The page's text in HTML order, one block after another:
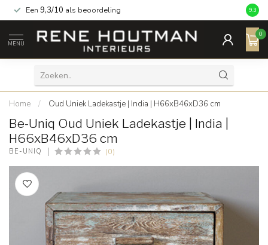
Een 9,3/10 als beoordeling 9.3
MENU
0
Home / Oud Uniek Ladekastje | India | H66xB46xD36 cm
Be-Uniq Oud Uniek Ladekastje | India |
H66xB46xD36 cm
BE-UNIQ (0)